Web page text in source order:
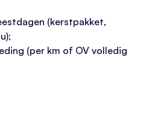
(kerstpakket,
(per km of OV volledig